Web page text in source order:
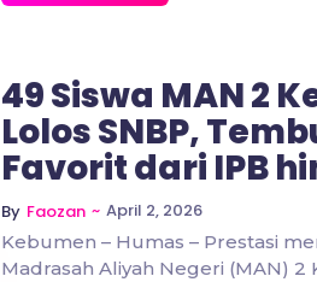
49 Siswa MAN 2
Lolos SNBP,
Favorit dari IPB
By Faozan ~ April 2, 2026
Kebumen – Humas – Prestasi
Madrasah Aliyah Negeri (MAN) 2